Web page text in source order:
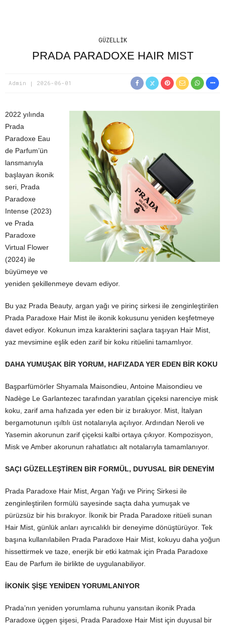
GÜZELLIK
PRADA PARADOXE HAIR MIST
Admin 2026-06-01
2022 yılında
Prada
Paradoxe Eau
de Parfum’ün
lansmanıyla
başlayan ikonik
seri, Prada
Paradoxe
Intense (2023)
ve Prada
Paradoxe
Virtual Flower
(2024) ile
büyümeye ve
yeniden şekillenmeye devam ediyor.
Bu yaz Prada Beauty, argan yağı ve pirinç sirkesi ile zenginleştirilen
Prada Paradoxe Hair Mist ile ikonik kokusunu yeniden keşfetmeye
davet ediyor. Kokunun imza karakterini saçlara taşıyan Hair Mist,
yaz mevsimine eşlik eden zarif bir koku ritüelini tamamlıyor.
DAHA YUMUŞAK BİR YORUM, HAFIZADA YER EDEN BİR KOKU
Başparfümörler Shyamala Maisondieu, Antoine Maisondieu ve
Nadège Le Garlantezec tarafından yaratılan çiçeksi narenciye misk
koku, zarif ama hafızada yer eden bir iz bırakıyor. Mist, İtalyan
bergamotunun ışıltılı üst notalarıyla açılıyor. Ardından Neroli ve
Yasemin akorunun zarif çiçeksi kalbi ortaya çıkıyor. Kompozisyon,
Misk ve Amber akorunun rahatlatıcı alt notalarıyla tamamlanıyor.
SAÇI GÜZELLEŞTİREN BİR FORMÜL, DUYUSAL BİR DENEYİM
Prada Paradoxe Hair Mist, Argan Yağı ve Pirinç Sirkesi ile
zenginleştirilen formülü sayesinde saçta daha yumuşak ve
pürüzsüz bir his bırakıyor. İkonik bir Prada Paradoxe ritüeli sunan
Hair Mist, günlük anları ayrıcalıklı bir deneyime dönüştürüyor. Tek
başına kullanılabilen Prada Paradoxe Hair Mist, kokuyu daha yoğun
hissettirmek ve taze, enerjik bir etki katmak için Prada Paradoxe
Eau de Parfum ile birlikte de uygulanabiliyor.
İKONİK ŞİŞE YENİDEN YORUMLANIYOR
Prada’nın yeniden yorumlama ruhunu yansıtan ikonik Prada
Paradoxe üçgen şişesi, Prada Paradoxe Hair Mist için duyusal bir